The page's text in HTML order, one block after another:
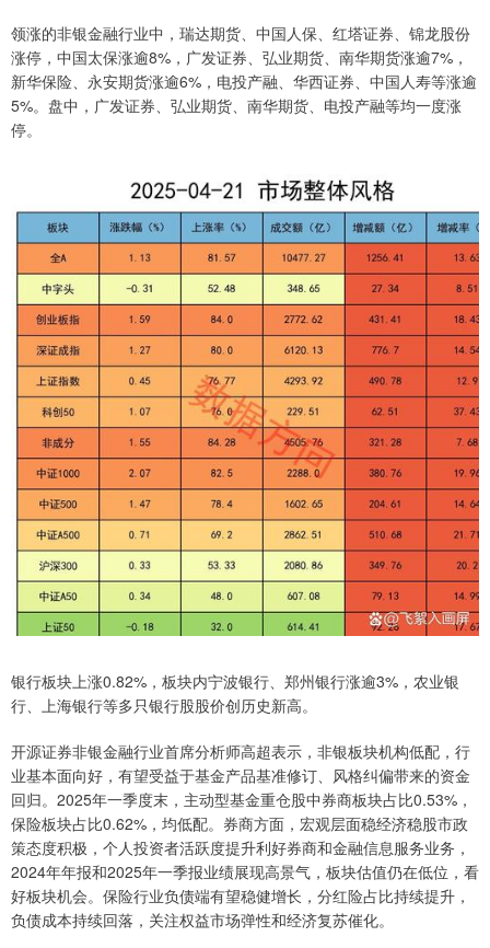
领涨的非银金融行业中，瑞达期货、中国人保、红塔证券、锦龙股份
涨停，中国太保涨逾8%，广发证券、弘业期货、南华期货涨逾7%，
新华保险、永安期货涨逾6%，电投产融、华西证券、中国人寿等涨逾
5%。盘中，广发证券、弘业期货、南华期货、电投产融等均一度涨
停。
银行板块上涨0.82%，板块内宁波银行、郑州银行涨逾3%，农业银
行、上海银行等多只银行股股价创历史新高。
开源证券非银金融行业首席分析师高超表示，非银板块机构低配，行
业基本面向好，有望受益于基金产品基准修订、风格纠偏带来的资金
回归。2025年一季度末，主动型基金重仓股中券商板块占比0.53%，
保险板块占比0.62%，均低配。券商方面，宏观层面稳经济稳股市政
策态度积极，个人投资者活跃度提升利好券商和金融信息服务业务，
2024年年报和2025年一季报业绩展现高景气，板块估值仍在低位，看
好板块机会。保险行业负债端有望稳健增长，分红险占比持续提升，
负债成本持续回落，关注权益市场弹性和经济复苏催化。